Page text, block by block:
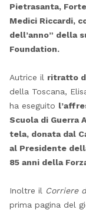
Pietrasanta,
Medici Riccardi,
dell’anno” della
Foundation.
Autrice il ritratto
della Toscana,
ha eseguito
Scuola di Guerra
tela, donata dal
al Presidente
85 anni della
Inoltre il Corriere
prima pagina del